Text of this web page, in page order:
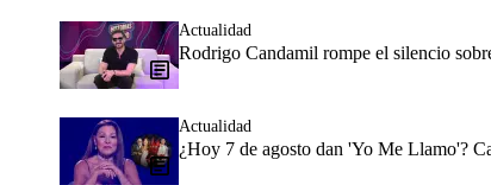
Actualidad
Rodrigo Candamil rompe el silencio
Actualidad
¿Hoy 7 de agosto dan 'Yo Me Llamo'?